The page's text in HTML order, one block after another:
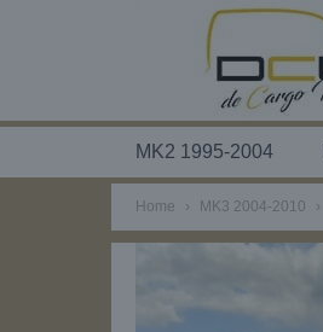
MK2 1995-2004
Home › MK3 2004-2010 ›